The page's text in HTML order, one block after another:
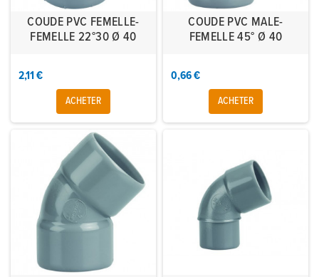
COUDE PVC FEMELLE-
FEMELLE 22°30 Ø 40
2,11 €
ACHETER
COUDE PVC MALE-
FEMELLE 45° Ø 40
0,66 €
ACHETER